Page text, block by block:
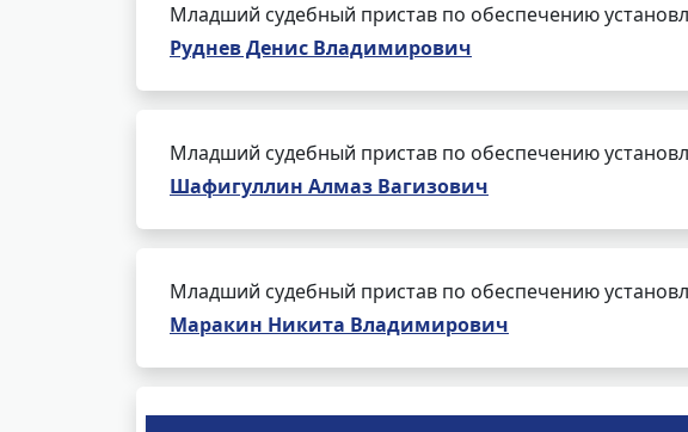
Младший судебный пристав по обеспечению
Руднев Денис Владимирович
Младший судебный пристав по обеспечению
Шафигуллин Алмаз Вагизович
Младший судебный пристав по обеспечению
Маракин Никита Владимирович